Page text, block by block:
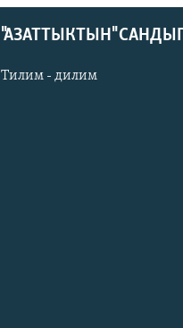
"АЗАТТЫКТЫН"
Тилим - дилим